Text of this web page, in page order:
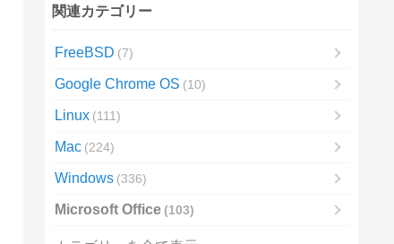
関連カテゴリー
FreeBSD 7
Google Chrome OS 10
Linux 111
Mac 224
Windows 336
Microsoft Office 103